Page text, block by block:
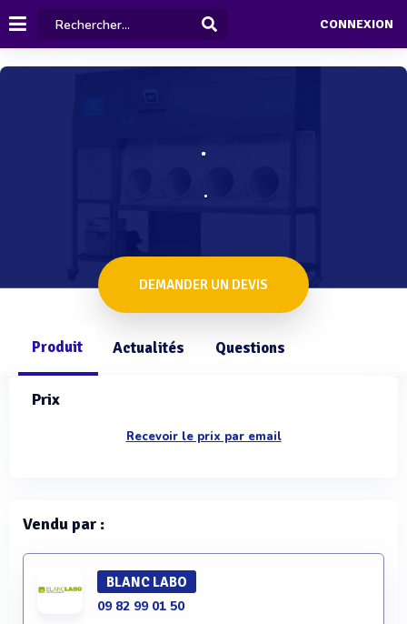
CONNEXION
.
.
DEMANDER UN DEVIS
Produit Actualités Questions
Prix
Recevoir le prix par email
Vendu par :
BLANC LABO
09 82 99 01 50